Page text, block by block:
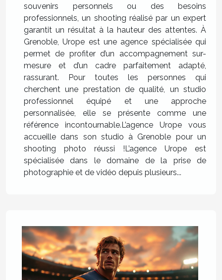
souvenirs personnels ou des besoins
professionnels, un shooting réalisé par un expert
garantit un résultat à la hauteur des attentes. À
Grenoble, Urope est une agence spécialisée qui
permet de profiter d’un accompagnement sur-
mesure et d’un cadre parfaitement adapté,
rassurant. Pour toutes les personnes qui
cherchent une prestation de qualité, un studio
professionnel équipé et une approche
personnalisée, elle se présente comme une
référence incontournable.L’agence Urope vous
accueille dans son studio à Grenoble pour un
shooting photo réussi !L’agence Urope est
spécialisée dans le domaine de la prise de
photographie et de vidéo depuis plusieurs...